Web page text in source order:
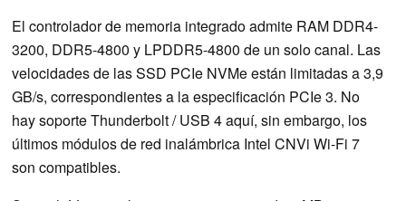
El controlador de memoria integrado admite RAM DDR4-
3200, DDR5-4800 y LPDDR5-4800 de un solo canal. Las
velocidades de las SSD PCIe NVMe están limitadas a 3,9
GB/s, correspondientes a la especificación PCIe 3. No
hay soporte Thunderbolt / USB 4 aquí, sin embargo, los
últimos módulos de red inalámbrica Intel CNVi Wi-Fi 7
son compatibles.